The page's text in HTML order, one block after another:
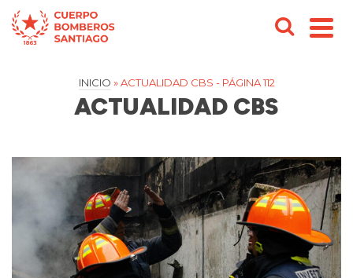
INICIO » ACTUALIDAD CBS - PÁGINA 112
ACTUALIDAD CBS